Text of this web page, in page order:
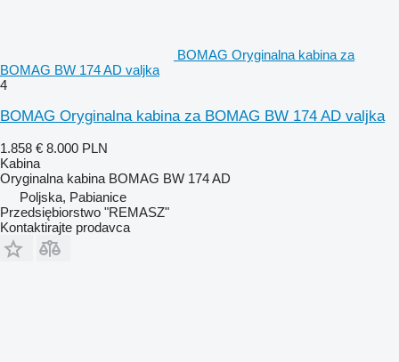
BOMAG Oryginalna kabina za
BOMAG BW 174 AD valjka
4
BOMAG Oryginalna kabina za BOMAG BW 174 AD valjka
1.858 € 8.000 PLN
Kabina
Oryginalna kabina BOMAG BW 174 AD
Poljska, Pabianice
Przedsiębiorstwo "REMASZ"
Kontaktirajte prodavca